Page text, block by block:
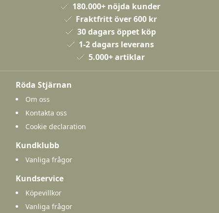
180.000+ nöjda kunder
Fraktfritt över 600 kr
30 dagars öppet köp
1-2 dagars leverans
5.000+ artiklar
Röda Stjärnan
Om oss
Kontakta oss
Cookie declaration
Kundklubb
Vanliga frågor
Kundservice
Köpevillkor
Vanliga frågor